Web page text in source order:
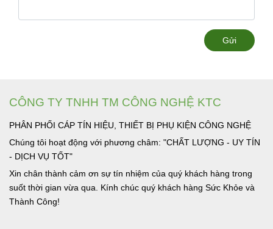
Gửi
CÔNG TY TNHH TM CÔNG NGHỆ KTC
PHÂN PHỐI CÁP TÍN HIỆU, THIẾT BỊ PHỤ KIỆN CÔNG NGHỆ
Chúng tôi hoạt động với phương châm: "CHẤT LƯỢNG - UY TÍN
- DỊCH VỤ TỐT"
Xin chân thành cảm ơn sự tín nhiệm của quý khách hàng trong
suốt thời gian vừa qua. Kính chúc quý khách hàng Sức Khỏe và
Thành Công!